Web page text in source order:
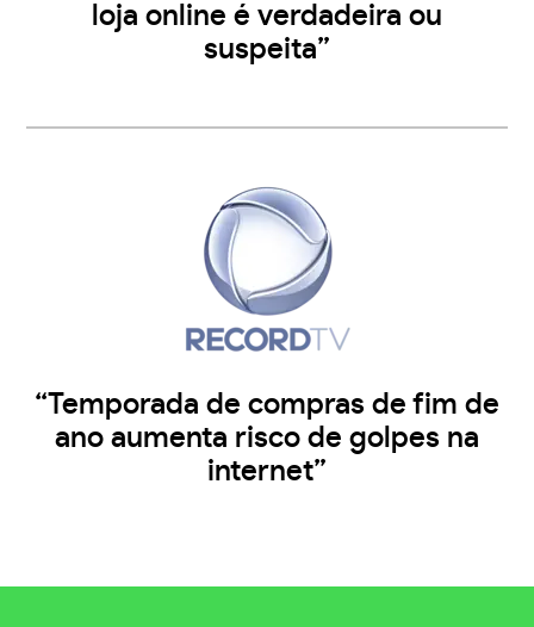
loja online é verdadeira ou
suspeita”
“Temporada de compras de fim de
ano aumenta risco de golpes na
internet”